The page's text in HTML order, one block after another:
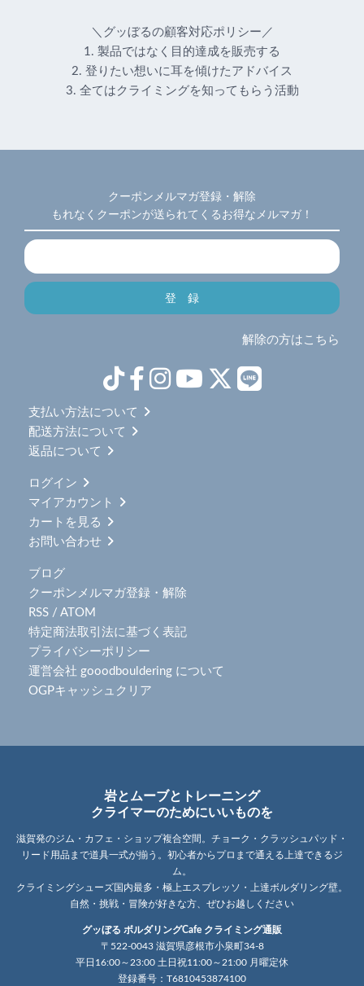
＼グッぼるの顧客対応ポリシー／
1. 製品ではなく目的達成を販売する
2. 登りたい想いに耳を傾けたアドバイス
3. 全てはクライミングを知ってもらう活動
クーポンメルマガ登録・解除
もれなくクーポンが送られてくるお得なメルマガ！
解除の方はこちら
支払い方法について
配送方法について
返品について
ログイン
マイアカウント
カートを見る
お問い合わせ
ブログ
クーポンメルマガ登録・解除
RSS / ATOM
特定商法取引法に基づく表記
プライバシーポリシー
運営会社 gooodbouldering について
OGPキャッシュクリア
岩とムーブとトレーニング
クライマーのためにいいものを
滋賀発のジム・カフェ・ショップ複合空間。チョーク・クラッシュパッド・
リード用品まで道具一式が揃う。初心者からプロまで通える上達できるジ
ム。
クライミングシューズ国内最多・極上エスプレッソ・上達ボルダリング壁。
自然・挑戦・冒険が好きな方、ぜひお越しください
グッぼる ボルダリングCafe クライミング通販
〒522-0043 滋賀県彦根市小泉町34-8
平日16:00～23:00 土日祝11:00～21:00 月曜定休
登録番号：T6810453874100